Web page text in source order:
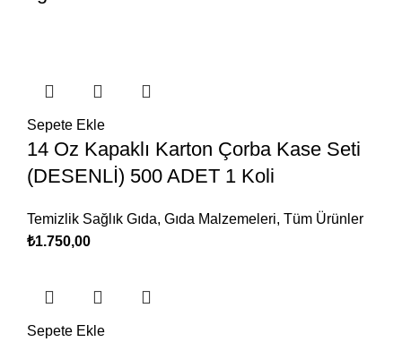
Sepete Ekle
14 Oz Kapaklı Karton Çorba Kase Seti
(DESENLİ) 500 ADET 1 Koli
Temizlik Sağlık Gıda, Gıda Malzemeleri, Tüm Ürünler
₺1.750,00
Sepete Ekle